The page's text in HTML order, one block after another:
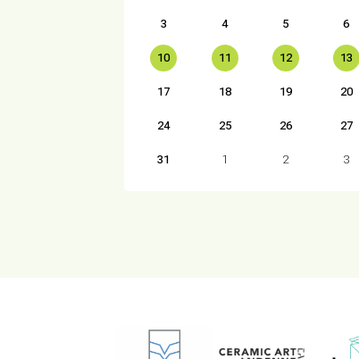
3
4 5 6
10
11 12 13
17
18 19 20
24
25 26 27
31
1 2 3